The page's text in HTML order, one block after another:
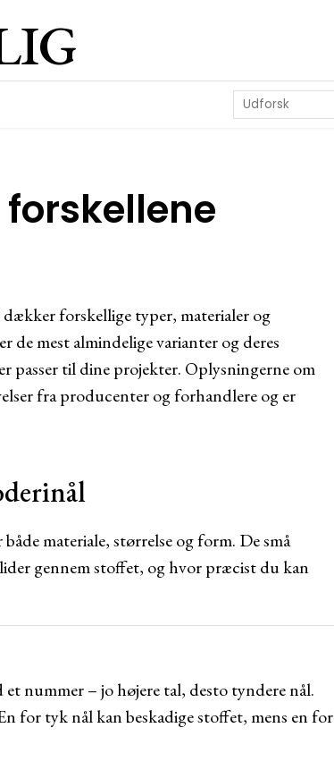
forskellige typer, materialer og
de mest almindelige varianter og deres
passer til dine projekter. Oplysningerne om
fra producenter og forhandlere og er
materiale, størrelse og form. De små
gennem stoffet, og hvor præcist du kan
nummer – jo højere tal, desto tyndere nål.
for tyk nål kan beskadige stoffet, mens en for